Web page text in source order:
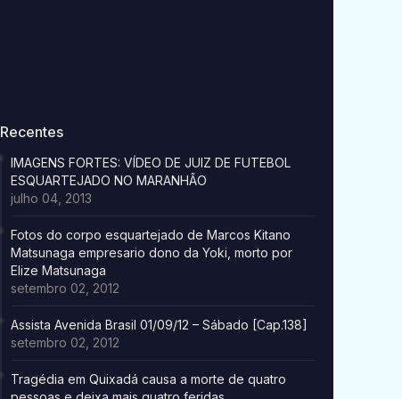
Recentes
IMAGENS FORTES: VÍDEO DE JUIZ DE FUTEBOL
ESQUARTEJADO NO MARANHÃO
julho 04, 2013
Fotos do corpo esquartejado de Marcos Kitano
Matsunaga empresario dono da Yoki, morto por
Elize Matsunaga
setembro 02, 2012
Assista Avenida Brasil 01/09/12 – Sábado [Cap.138]
setembro 02, 2012
Tragédia em Quixadá causa a morte de quatro